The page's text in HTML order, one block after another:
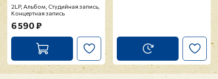
2LP, Альбом, Студийная запись,
Концертная запись
6 590 ₽